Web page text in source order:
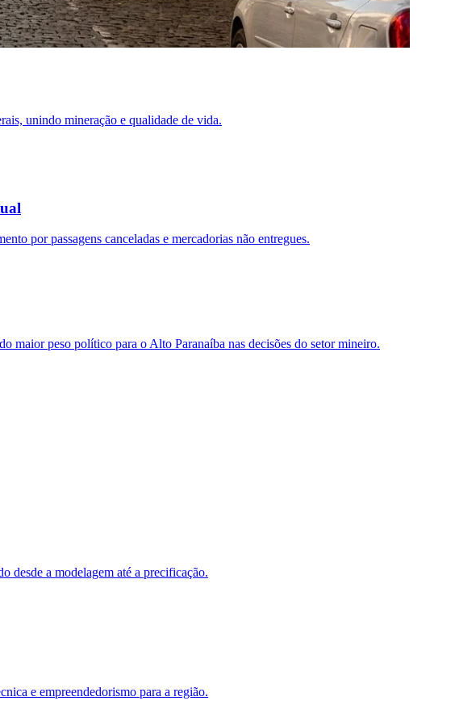
unindo mineração e qualidade de vida.
por passagens canceladas e mercadorias não entregues.
maior peso político para o Alto Paranaíba nas decisões do setor mineiro.
desde a modelagem até a precificação.
e empreendedorismo para a região.